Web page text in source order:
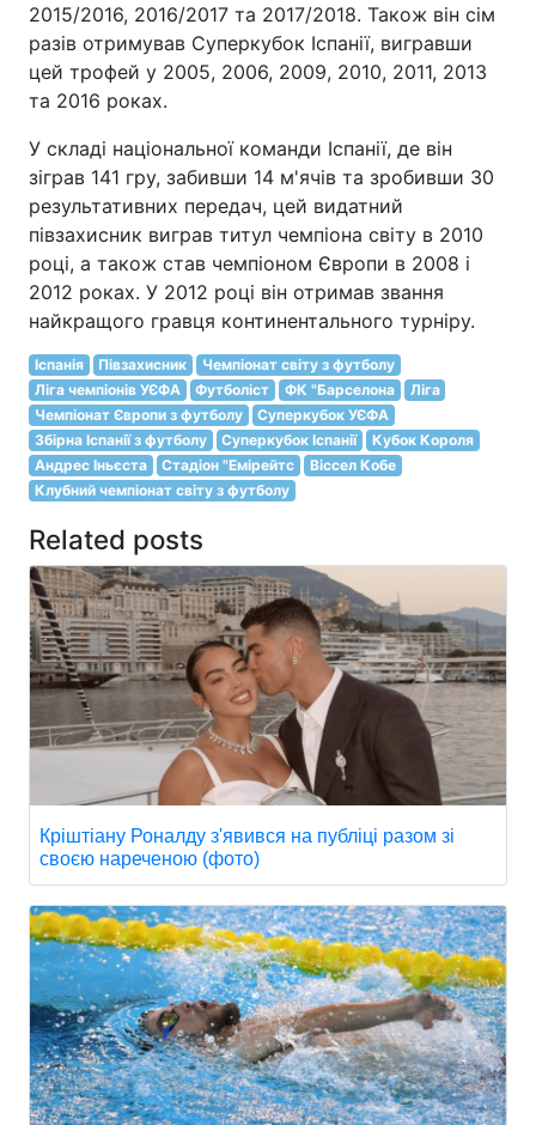
2015/2016, 2016/2017 та 2017/2018. Також він сім
разів отримував Суперкубок Іспанії, вигравши
цей трофей у 2005, 2006, 2009, 2010, 2011, 2013
та 2016 роках.
У складі національної команди Іспанії, де він
зіграв 141 гру, забивши 14 м'ячів та зробивши 30
результативних передач, цей видатний
півзахисник виграв титул чемпіона світу в 2010
році, а також став чемпіоном Європи в 2008 і
2012 роках. У 2012 році він отримав звання
найкращого гравця континентального турніру.
Іспанія Півзахисник
Чемпіонат світу з футболу
Ліга чемпіонів УЄФА
Футболіст ФК "Барселона
Ліга
Чемпіонат Європи з футболу
Суперкубок УЄФА
Збірна Іспанії з футболу
Суперкубок Іспанії
Кубок Короля
Андрес Іньєста
Стадіон "Емірейтс
Віссел Кобе
Клубний чемпіонат світу з футболу
Related posts
Кріштіану Роналду з'явився на публіці разом зі
своєю нареченою (фото)